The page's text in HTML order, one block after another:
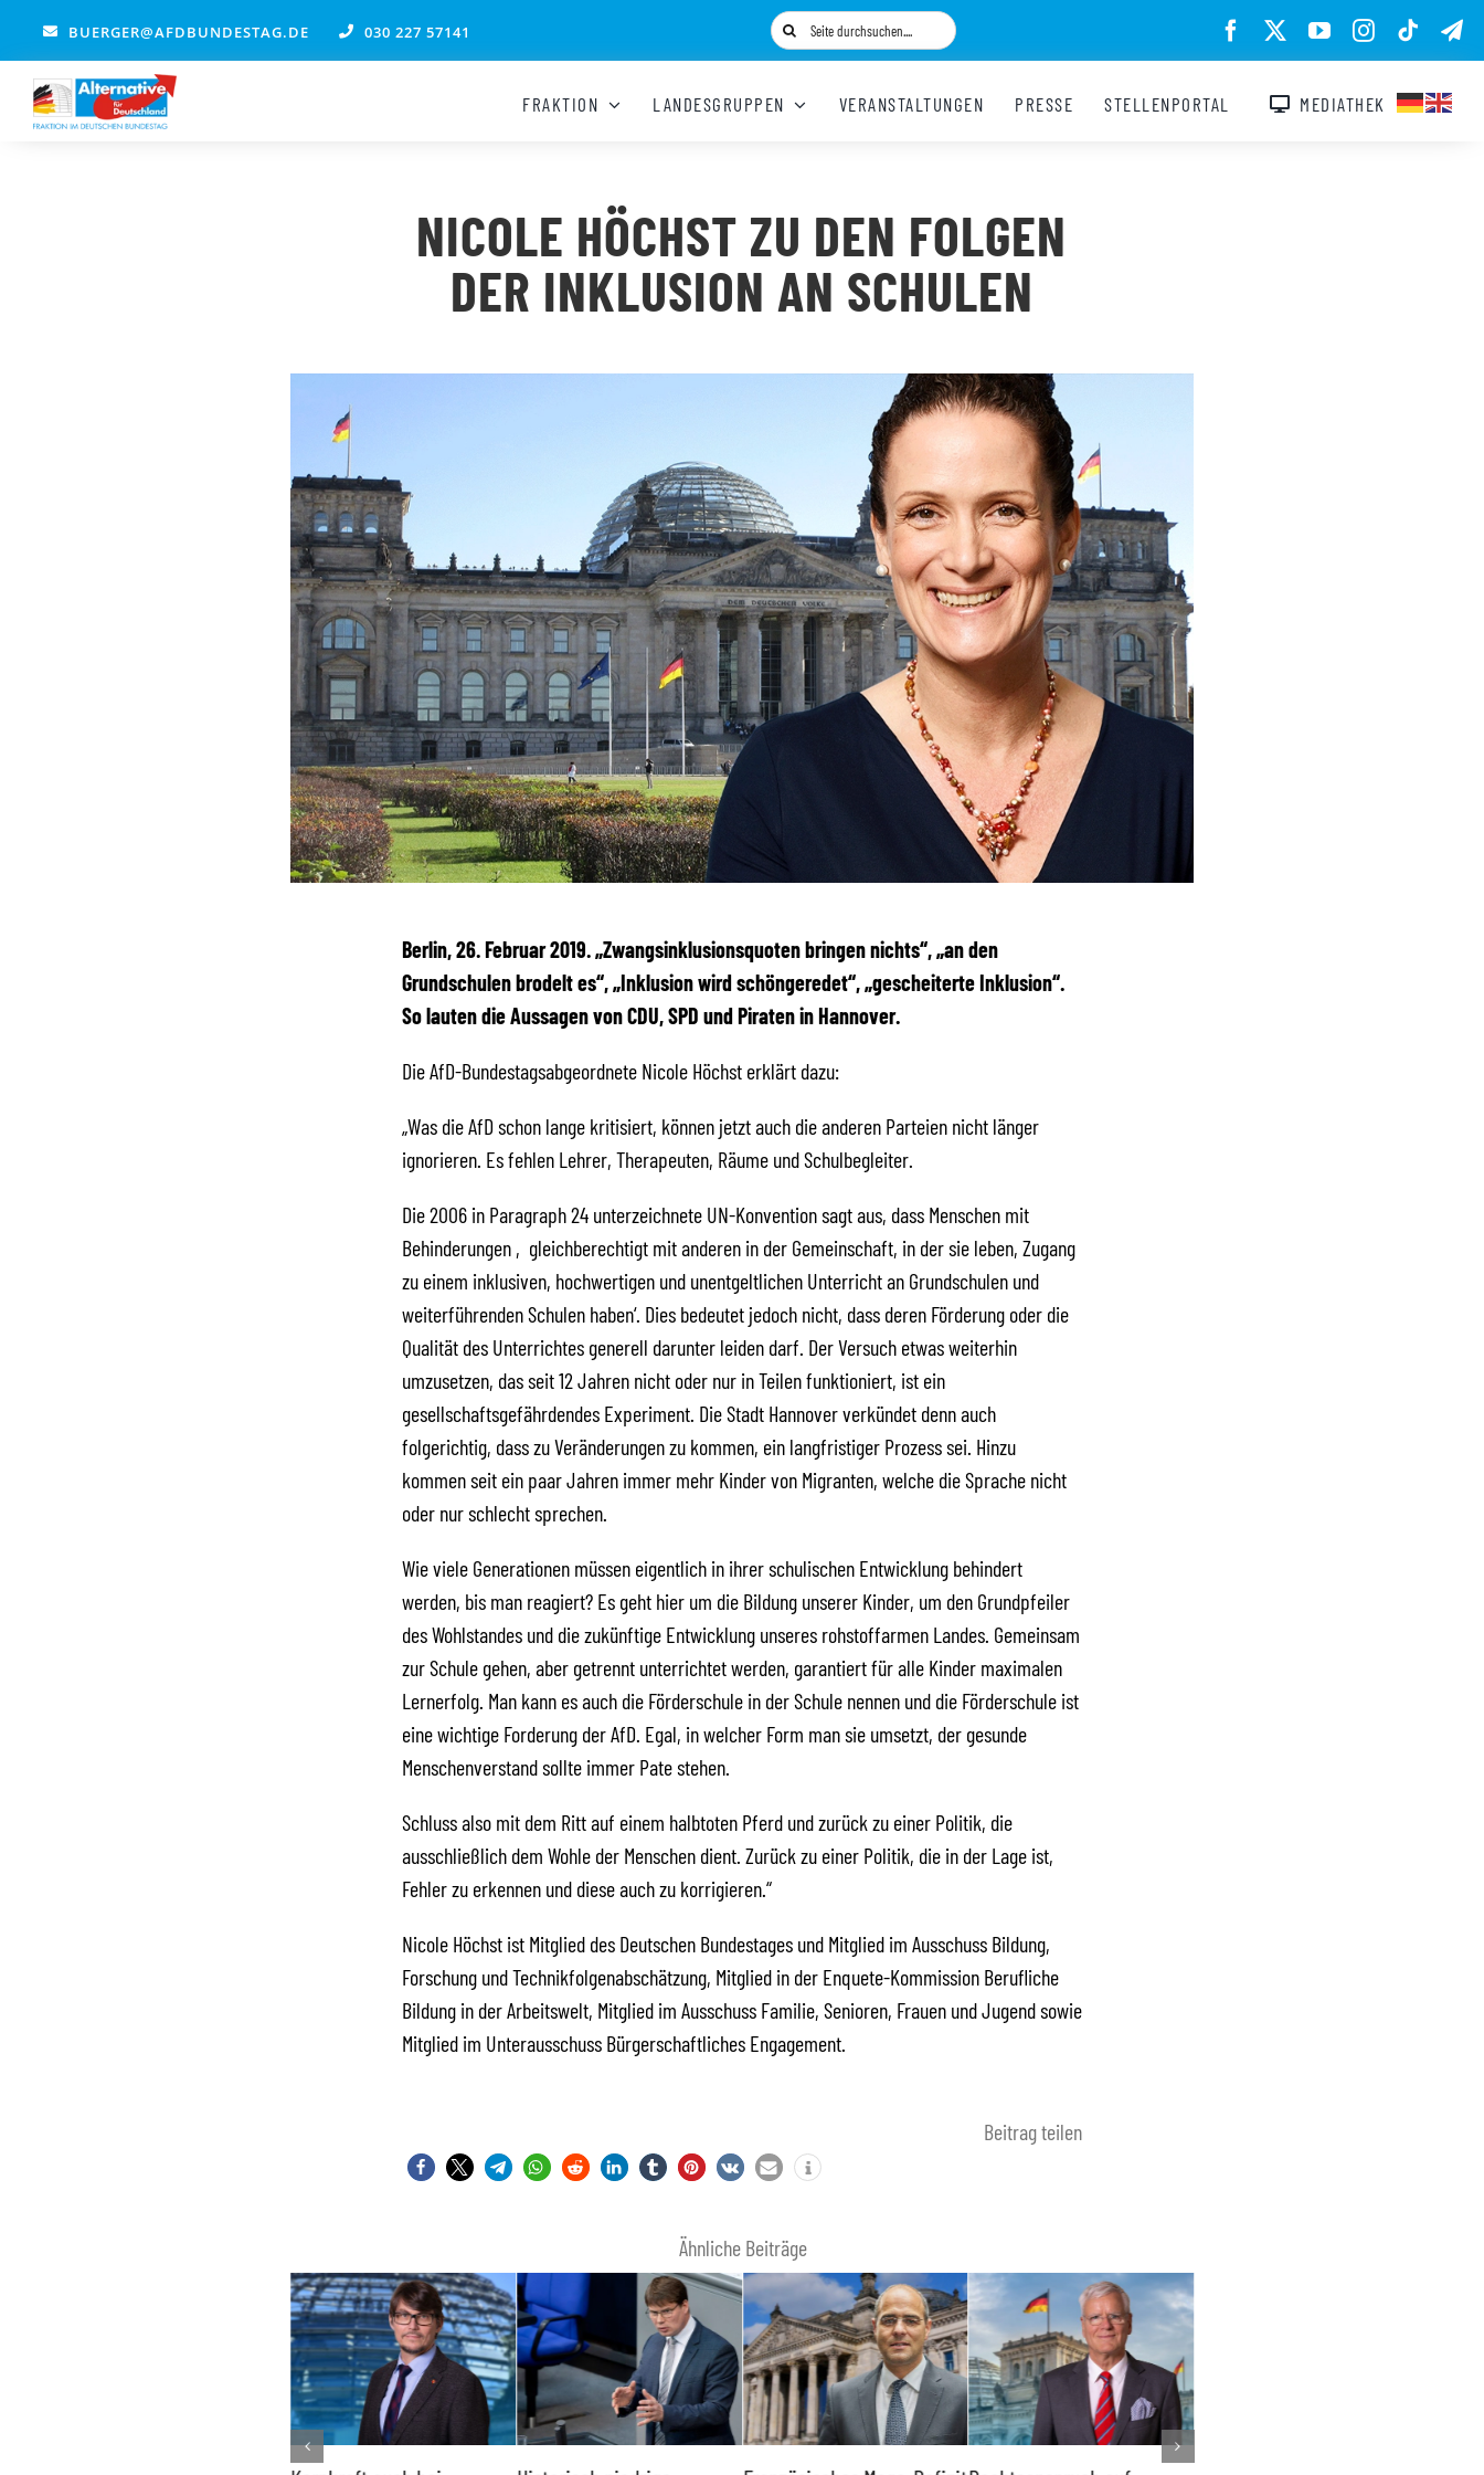
springen
BUERGER@AFDBUNDESTAG.DE 030 227 57141
Suche
nach:
FRAKTION LANDESGRUPPEN VERANSTALTUNGEN PRESSE STELLENPORTAL MEDIATHEK
NICOLE HÖCHST ZU DEN FOLGEN
DER INKLUSION AN SCHULEN
Berlin, 26. Februar 2019. „Zwangsinklusionsquoten bringen nichts“, „an den
Grundschulen brodelt es“, „Inklusion wird schöngeredet“, „gescheiterte Inklusion“.
So lauten die Aussagen von CDU, SPD und Piraten in Hannover.
Die AfD-Bundestagsabgeordnete Nicole Höchst erklärt dazu:
„Was die AfD schon lange kritisiert, können jetzt auch die anderen Parteien nicht länger
ignorieren. Es fehlen Lehrer, Therapeuten, Räume und Schulbegleiter.
Die 2006 in Paragraph 24 unterzeichnete UN-Konvention sagt aus, dass Menschen mit
Behinderungen ‚gleichberechtigt mit anderen in der Gemeinschaft, in der sie leben, Zugang
zu einem inklusiven, hochwertigen und unentgeltlichen Unterricht an Grundschulen und
weiterführenden Schulen haben‘. Dies bedeutet jedoch nicht, dass deren Förderung oder die
Qualität des Unterrichtes generell darunter leiden darf. Der Versuch etwas weiterhin
umzusetzen, das seit 12 Jahren nicht oder nur in Teilen funktioniert, ist ein
gesellschaftsgefährdendes Experiment. Die Stadt Hannover verkündet denn auch
folgerichtig, dass zu Veränderungen zu kommen, ein langfristiger Prozess sei. Hinzu
kommen seit ein paar Jahren immer mehr Kinder von Migranten, welche die Sprache nicht
oder nur schlecht sprechen.
Wie viele Generationen müssen eigentlich in ihrer schulischen Entwicklung behindert
werden, bis man reagiert? Es geht hier um die Bildung unserer Kinder, um den Grundpfeiler
des Wohlstandes und die zukünftige Entwicklung unseres rohstoffarmen Landes. Gemeinsam
zur Schule gehen, aber getrennt unterrichtet werden, garantiert für alle Kinder maximalen
Lernerfolg. Man kann es auch die Förderschule in der Schule nennen und die Förderschule ist
eine wichtige Forderung der AfD. Egal, in welcher Form man sie umsetzt, der gesunde
Menschenverstand sollte immer Pate stehen.
Schluss also mit dem Ritt auf einem halbtoten Pferd und zurück zu einer Politik, die
ausschließlich dem Wohle der Menschen dient. Zurück zu einer Politik, die in der Lage ist,
Fehler zu erkennen und diese auch zu korrigieren.“
Nicole Höchst ist Mitglied des Deutschen Bundestages und Mitglied im Ausschuss Bildung,
Forschung und Technikfolgenabschätzung, Mitglied in der Enquete-Kommission Berufliche
Bildung in der Arbeitswelt, Mitglied im Ausschuss Familie, Senioren, Frauen und Jugend sowie
Mitglied im Unterausschuss Bürgerschaftliches Engagement.
Beitrag teilen
Ähnliche Beiträge